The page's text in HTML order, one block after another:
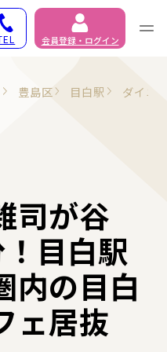
貸店舗で
会員登録・ログイン
豊島区 目白駅 ダイニ
司が谷
目白駅
内の目白
ェ居抜